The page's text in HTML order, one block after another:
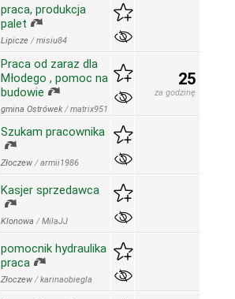
praca, produkcja
palet
Lipicze /misiu84
Praca od zaraz dla
Młodego , pomoc na
budowie
gmina Ostrówek/matrix951
25
za godzinę
Szukam pracownika
Złoczew /armii1986
Kasjer sprzedawca
Klonowa /MilaJJ
pomocnik hydraulika
praca
Złoczew /karinaobiegla